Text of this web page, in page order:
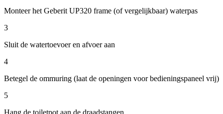
Monteer het Geberit UP320 frame (of vergelijkbaar) waterpas
3
Sluit de watertoevoer en afvoer aan
4
Betegel de ommuring (laat de openingen voor bedieningspaneel vrij)
5
Hang de toiletpot aan de draadstangen